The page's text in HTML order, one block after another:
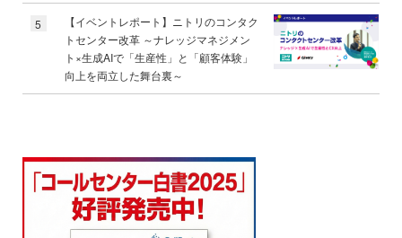
5
【イベントレポート】ニトリのコンタク
トセンター改革 ～ナレッジマネジメン
ト×生成AIで「生産性」と「顧客体験」
向上を両立した舞台裏～